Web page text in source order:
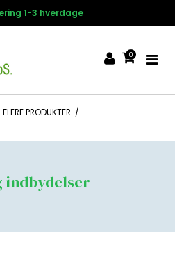
14 dages fortrydelsesret
0
FLERE PRODUKTER /
indbydelser